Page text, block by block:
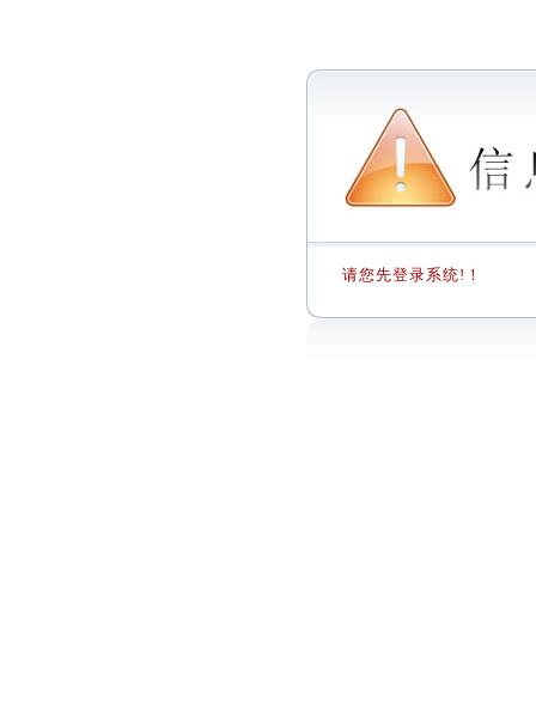
请您先登录系统!！